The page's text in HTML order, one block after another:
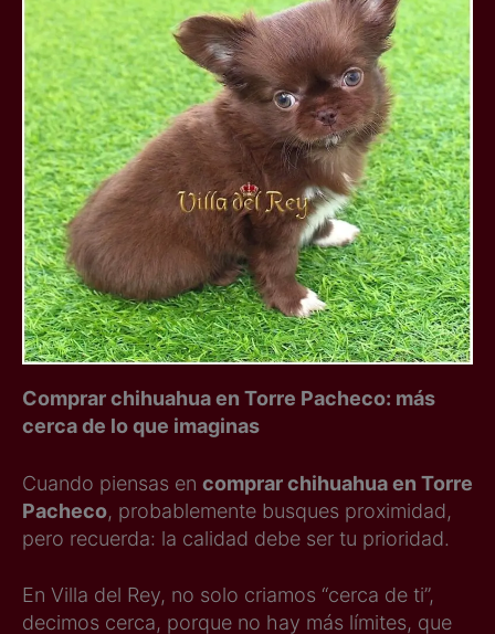
Comprar chihuahua en Torre Pacheco: más
cerca de lo que imaginas
Cuando piensas en comprar chihuahua en Torre
Pacheco, probablemente busques proximidad,
pero recuerda: la calidad debe ser tu prioridad.
En Villa del Rey, no solo criamos “cerca de ti”,
decimos cerca, porque no hay más límites, que